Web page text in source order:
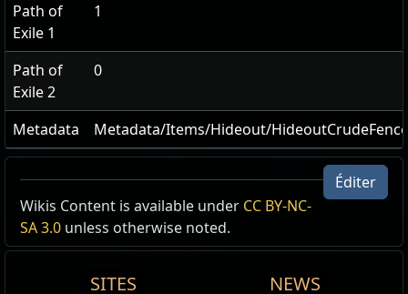
Path of
Exile 1
1
Path of
Exile 2
0
Metadata Metadata/Items/Hideout/HideoutCrudeFence
Éditer
Wikis Content is available under CC BY-NC-
SA 3.0 unless otherwise noted.
SITES NEWS